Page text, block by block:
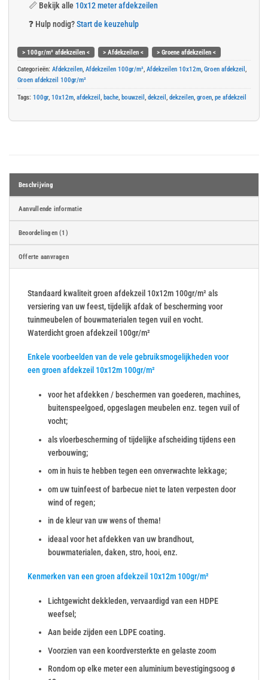
📏 Bekijk alle 10x12 meter afdekzeilen
❓ Hulp nodig? Start de keuzehulp
> 100gr/m² afdekzeilen < > Afdekzeilen <
> Groene afdekzeilen <
Categorieën: Afdekzeilen Afdekzeilen 100gr/m² Afdekzeilen 10x12m Groen afdekzeil
Groen afdekzeil 100gr/m²
Tags: 100gr, 10x12m afdekzeil bache bouwzeil dekzeil dekzeilen groen pe afdekzeil
Beschrijving
Aanvullende informatie
Beoordelingen (1)
Offerte aanvragen
Standaard kwaliteit groen afdekzeil 10x12m 100gr/m² als
versiering van uw feest, tijdelijk afdak of bescherming voor
tuinmeubelen of bouwmaterialen tegen vuil en vocht.
Waterdicht groen afdekzeil 100gr/m²
Enkele voorbeelden van de vele gebruiksmogelijkheden voor
een groen afdekzeil 10x12m 100gr/m²
voor het afdekken / beschermen van goederen, machines,
buitenspeelgoed, opgeslagen meubelen enz. tegen vuil of
vocht;
als vloerbescherming of tijdelijke afscheiding tijdens een
verbouwing;
om in huis te hebben tegen een onverwachte lekkage;
om uw tuinfeest of barbecue niet te laten verpesten door
wind of regen;
in de kleur van uw wens of thema!
ideaal voor het afdekken van uw brandhout,
bouwmaterialen, daken, stro, hooi, enz.
Kenmerken van een groen afdekzeil 10x12m 100gr/m²
Lichtgewicht dekkleden, vervaardigd van een HDPE
weefsel;
Aan beide zijden een LDPE coating.
Voorzien van een koordversterkte en gelaste zoom
Rondom op elke meter een aluminium bevestigingsoog ø